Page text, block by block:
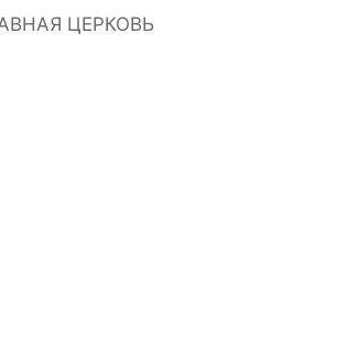
ЦЕРКОВЬ